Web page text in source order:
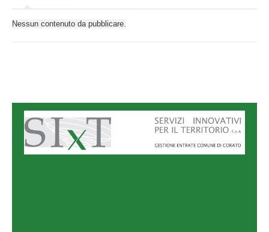
Controlli sulle imprese
Controlli e rilievi sull'amministrazione
Servizi erogati
Pagamenti dell'Amministrazione
Nessun contenuto da pubblicare.